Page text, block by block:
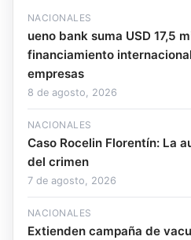
NACIONALES
ueno bank suma USD 17,5
financiamiento
empresas
8 de agosto, 2026
NACIONALES
Caso Rocelin Florentín: La
del crimen
7 de agosto, 2026
NACIONALES
Extienden campaña de